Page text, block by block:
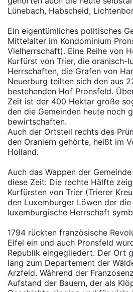
Lünebach, Habscheid,
Ein eigentümliches politisches
Mittelalter im Kondominium
Vielherrschaft). Eine Reihe von
Kurfürst von Trier, die oranisch-
Herrschaften, die Grafen von
Neuerburg teilten sich den aus
bestehenden Hof Pronsfeld.
Zeit ist der 400 Hektar große
den die Gemeinden heute noch
bewirtschaften.
Auch der Ortsteil rechts des
den Oraniern gehörte, heißt im
Holland.
Auch das Wappen der
diese Zeit: Die rechte Hälfte
Kurfürsten von Trier (Trierer
den Luxemburger Löwen der
luxemburgische Herrschaft
1794 rückten französische
Eifel ein und auch Pronsfeld
Republik eingegliedert. Der Ort
lang zum Departement der
Arzfeld. Während der
Aufstand der Bauern, der als